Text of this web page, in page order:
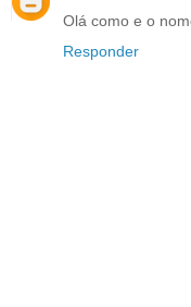
Olá como e o
Responder